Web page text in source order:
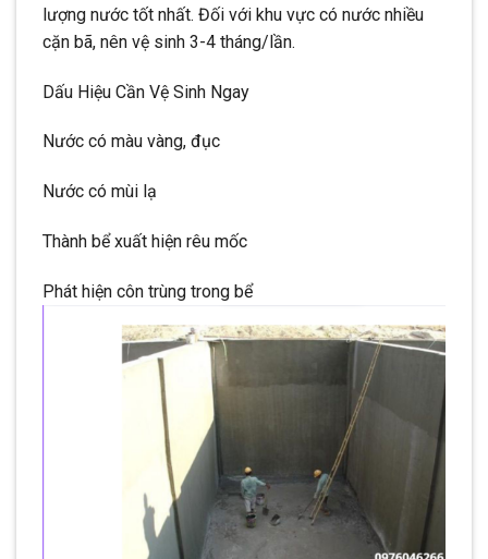
lượng nước tốt nhất. Đối với khu vực có nước nhiều
cặn bã, nên vệ sinh 3-4 tháng/lần.
Dấu Hiệu Cần Vệ Sinh Ngay
Nước có màu vàng, đục
Nước có mùi lạ
Thành bể xuất hiện rêu mốc
Phát hiện côn trùng trong bể